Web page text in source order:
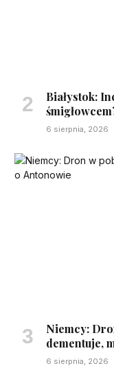
Białystok:
6 sierpnia, 2026
Niemcy:
dementuje,
6 sierpnia, 2026